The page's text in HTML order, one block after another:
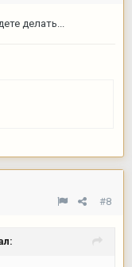
делать...
#8